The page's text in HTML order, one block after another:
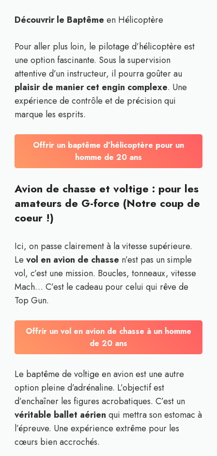
Découvrir le Baptême en Hélicoptère
Pour aller plus loin, le pilotage d’hélicoptère est
une option fascinante. Sous la supervision
attentive d’un instructeur, il pourra goûter au
plaisir de manier cet engin complexe. Une
expérience de contrôle et de précision qui
marque les esprits.
Offrir un baptême d’hélicoptère pour un
homme de 20 ans
Avion de chasse et voltige : pour les
amateurs de G-force (Notre coup de
coeur !)
Ici, on passe clairement à la vitesse supérieure.
Le vol en avion de chasse n’est pas un simple
vol, c’est une mission. Boucles, tonneaux, vitesse
Mach… C’est le cadeau pour celui qui rêve de
Top Gun.
Offrir un vol en avion de chasse à un homme
de 20 ans
Le baptême de voltige en avion est une autre
option pleine d’adrénaline. L’objectif est
d’enchaîner les figures acrobatiques. C’est un
véritable ballet aérien qui mettra son estomac à
l’épreuve. Une expérience extrême pour les
cœurs bien accrochés.